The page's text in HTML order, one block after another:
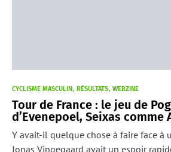
CYCLISME MASCULIN RÉSULTATS WEBZINE
Tour de France : le jeu de
d’Evenepoel, Seixas comme
Y avait-il quelque chose à faire face à
Jonas Vingegaard avait un espoir